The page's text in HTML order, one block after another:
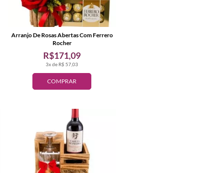
COMPRAR
3x de R$ 57,03
R$171,09
Arranjo De Rosas Abertas Com Ferrero
Rocher